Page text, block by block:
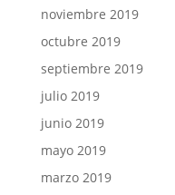
noviembre 2019
octubre 2019
septiembre 2019
julio 2019
junio 2019
mayo 2019
marzo 2019